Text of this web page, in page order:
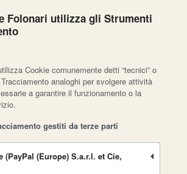
Folonari utilizza gli Strumenti
Cookie comunemente detti “tecnici” o
analoghi per svolgere attività
a garantire il funzionamento o la
gestiti da terze parti
(PayPal (Europe) S.a.r.l. et Cie,